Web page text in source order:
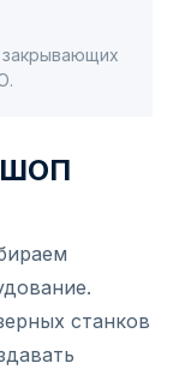
закрывающих
станков